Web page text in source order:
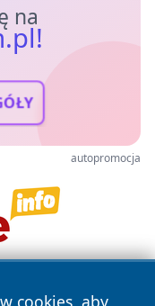
na
autopromocja
cookies, aby